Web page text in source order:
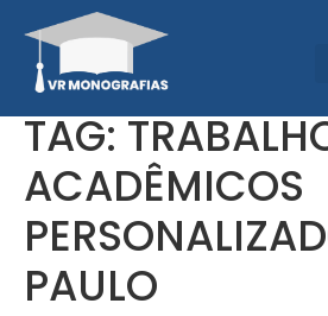
TAG:
ACADÊMICOS
PAULO